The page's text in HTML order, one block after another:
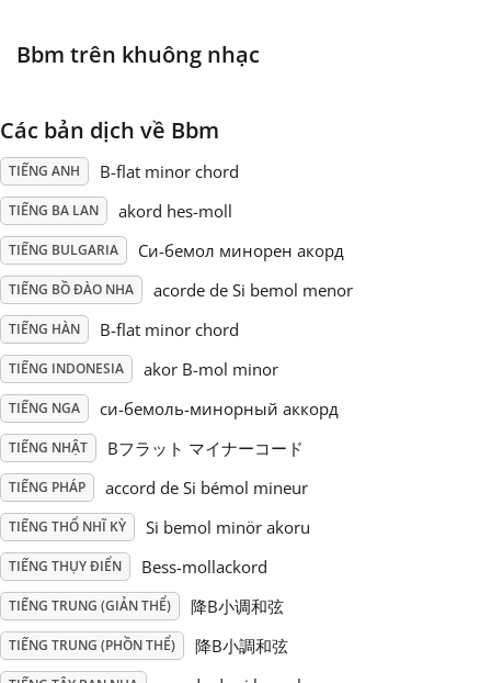
Português
Русский
Svenska
Tiếng Việt
Türkçe
Українська
简体中文
繁體中文
Bbm trên khuông nhạc
Các bản dịch về Bbm
TIẾNG ANH B-flat minor chord
TIẾNG BA LAN akord hes-moll
TIẾNG BULGARIA Си-бемол минорен акорд
TIẾNG BỒ ĐÀO NHA acorde de Si bemol menor
TIẾNG HÀN B-flat minor chord
TIẾNG INDONESIA akor B-mol minor
TIẾNG NGA си-бемоль-минорный аккорд
TIẾNG NHẬT Bフラット マイナーコード
TIẾNG PHÁP accord de Si bémol mineur
TIẾNG THỔ NHĨ KỲ Si bemol minör akoru
TIẾNG THỤY ĐIỂN Bess-mollackord
TIẾNG TRUNG (GIẢN THỂ) 降B小调和弦
TIẾNG TRUNG (PHỒN THỂ) 降B小調和弦